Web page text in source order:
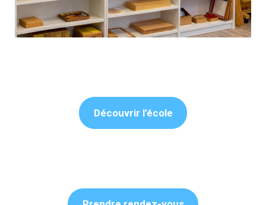
Découvrir l’école